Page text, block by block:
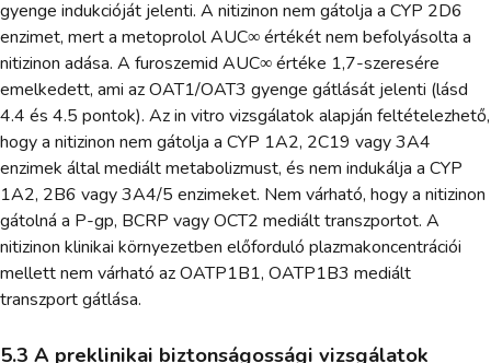
gyenge indukcióját jelenti. A nitizinon nem gátolja a CYP 2D6
enzimet, mert a metoprolol AUC∞ értékét nem befolyásolta a
nitizinon adása. A furoszemid AUC∞ értéke 1,7-szeresére
emelkedett, ami az OAT1/OAT3 gyenge gátlását jelenti (lásd
4.4 és 4.5 pontok). Az in vitro vizsgálatok alapján feltételezhető,
hogy a nitizinon nem gátolja a CYP 1A2, 2C19 vagy 3A4
enzimek által mediált metabolizmust, és nem indukálja a CYP
1A2, 2B6 vagy 3A4/5 enzimeket. Nem várható, hogy a nitizinon
gátolná a P-gp, BCRP vagy OCT2 mediált transzportot. A
nitizinon klinikai környezetben előforduló plazmakoncentrációi
mellett nem várható az OATP1B1, OATP1B3 mediált
transzport gátlása.
5.3 A preklinikai biztonságossági vizsgálatok